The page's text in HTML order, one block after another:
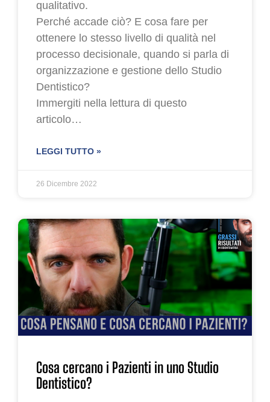
qualitativo.
Perché accade ciò? E cosa fare per
ottenere lo stesso livello di qualità nel
processo decisionale, quando si parla di
organizzazione e gestione dello Studio
Dentistico?
Immergiti nella lettura di questo
articolo…
LEGGI TUTTO »
26 Dicembre 2022
Cosa cercano i Pazienti in uno Studio
Dentistico?